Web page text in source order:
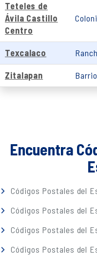
Teteles de
Ávila Castillo
Centro
Texcalaco
Zitalapan Barrio
Encuentra
Códigos Postales del
Códigos Postales del
Códigos Postales del
Códigos Postales del